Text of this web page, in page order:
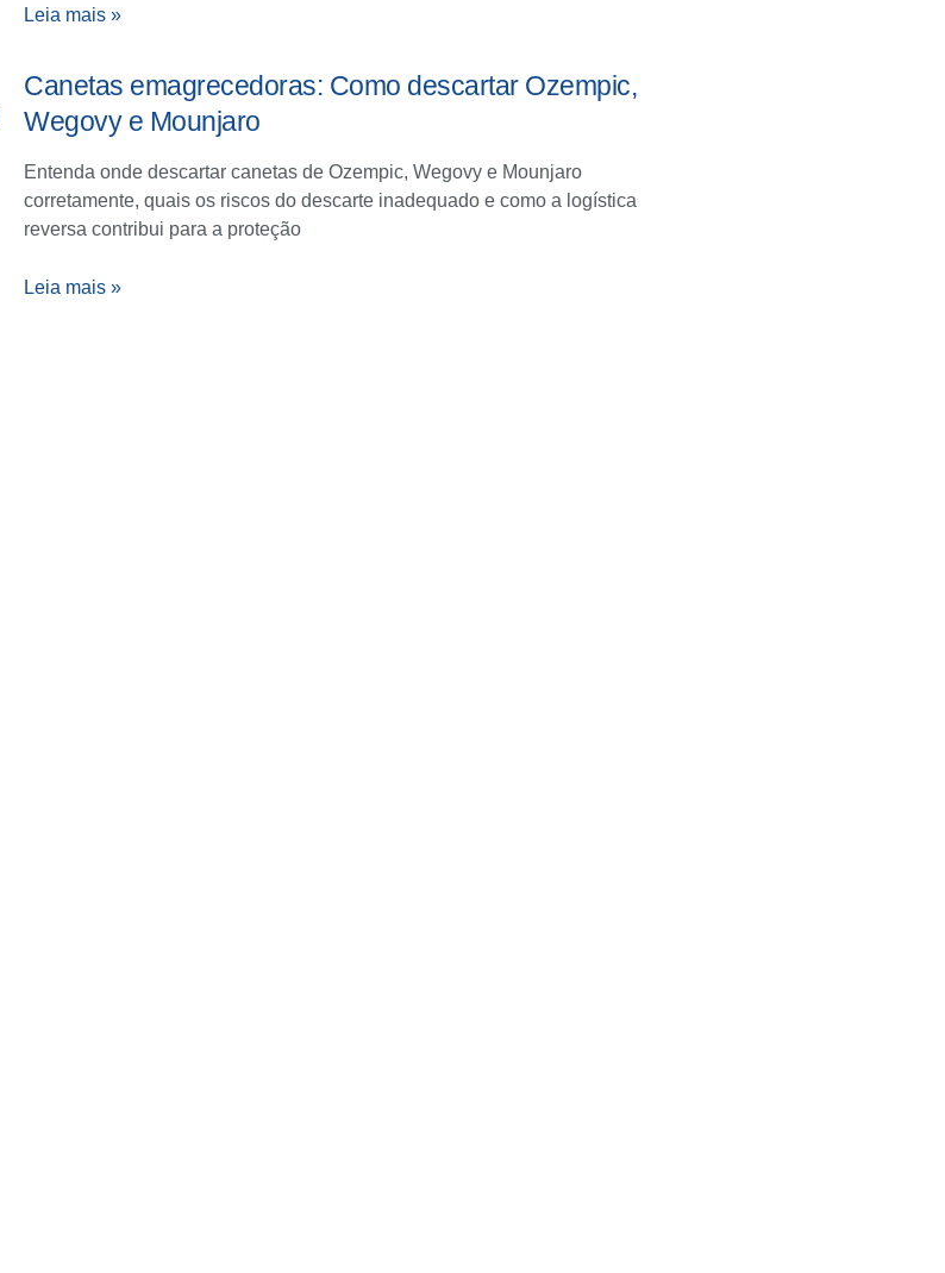
Leia mais »
Canetas emagrecedoras: Como descartar Ozempic,
Wegovy e Mounjaro
Entenda onde descartar canetas de Ozempic, Wegovy e Mounjaro
corretamente, quais os riscos do descarte inadequado e como a logística
reversa contribui para a proteção
Leia mais »